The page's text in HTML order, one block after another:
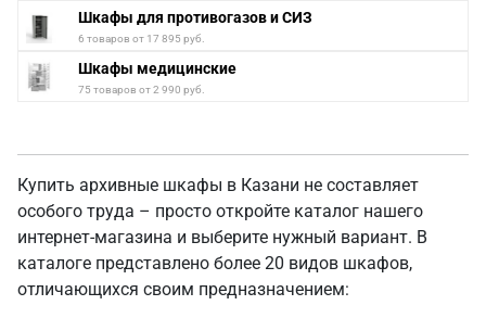
Шкафы для противогазов и СИЗ
6 товаров от 17 895 руб.
Шкафы медицинские
75 товаров от 2 990 руб.
Купить архивные шкафы в Казани не составляет
особого труда – просто откройте каталог нашего
интернет-магазина и выберите нужный вариант. В
каталоге представлено более 20 видов шкафов,
отличающихся своим предназначением: